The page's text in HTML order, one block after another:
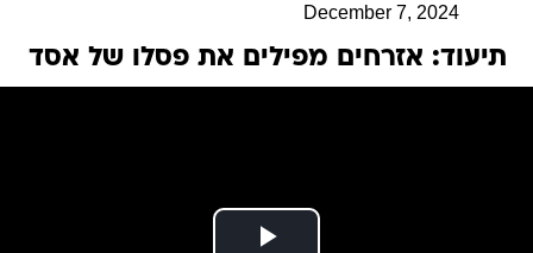
December 7, 2024
תיעוד: אזרחים מפילים את פסלו של אסד